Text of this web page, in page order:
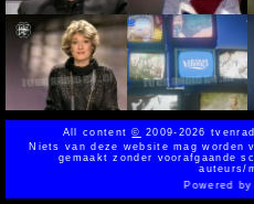
All content© 2009-2026
Niets van deze website mag worden
gemaakt zonder voorafgaande
auteurs/
Powered byImplano